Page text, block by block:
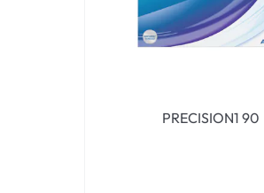
PRECISION1 90